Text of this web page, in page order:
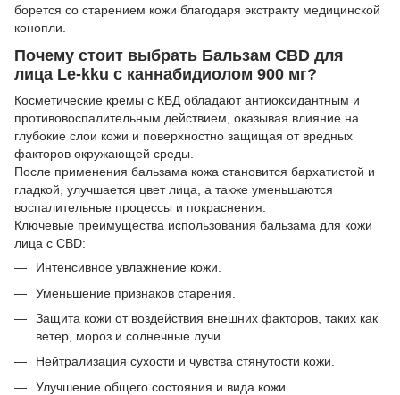
борется со старением кожи благодаря экстракту медицинской
конопли.
Почему стоит выбрать Бальзам CBD для
лица Le-kku с каннабидиолом 900 мг?
Косметические кремы с КБД обладают антиоксидантным и
противовоспалительным действием, оказывая влияние на
глубокие слои кожи и поверхностно защищая от вредных
факторов окружающей среды.
После применения бальзама кожа становится бархатистой и
гладкой, улучшается цвет лица, а также уменьшаются
воспалительные процессы и покраснения.
Ключевые преимущества использования бальзама для кожи
лица с CBD:
Интенсивное увлажнение кожи.
Уменьшение признаков старения.
Защита кожи от воздействия внешних факторов, таких как
ветер, мороз и солнечные лучи.
Нейтрализация сухости и чувства стянутости кожи.
Улучшение общего состояния и вида кожи.